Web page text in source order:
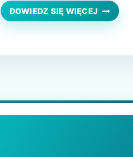
* zrealizowanego wiosną
Firma bada…
DOWIEDZ SIĘ WIĘCEJ BÓLE
KOSTNO-
POLEK